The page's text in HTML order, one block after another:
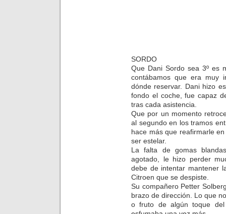
SORDO
Que Dani Sordo sea 3º es
contábamos que era muy
dónde reservar. Dani hizo
fondo el coche, fue capaz
tras cada asistencia.
Que por un momento
al segundo en los tramos
hace más que reafirmarle
ser estelar.
La falta de gomas
agotado, le hizo perder
debe de intentar mantener
Citroen que se despiste.
Su compañero Petter
brazo de dirección. Lo que
o fruto de algún toque